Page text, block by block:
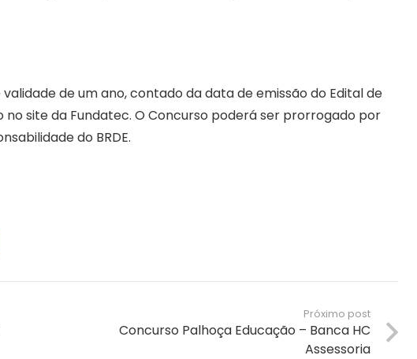
de um ano, contado da data de emissão do Edital de
no site da Fundatec. O Concurso poderá ser prorrogado por
do BRDE.
Próximo post
Concurso Palhoça Educação – Banca HC
Assessoria